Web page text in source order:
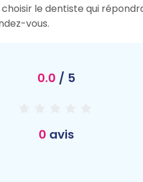
choisir le dentiste qui
vous.
0.0 / 5
0 avis